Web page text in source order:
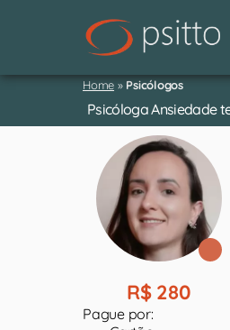
Home » Psicólogos
Psicóloga Ansiedade
R$ 280
Pague por: